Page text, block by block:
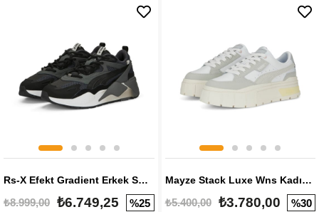
Rs-X Efekt Gradient Erkek Sneaker
₺8.999,00 ₺6.749,25 %25
Mayze Stack Luxe Wns Kadın Sneaker
₺5.400,00 ₺3.780,00 %30